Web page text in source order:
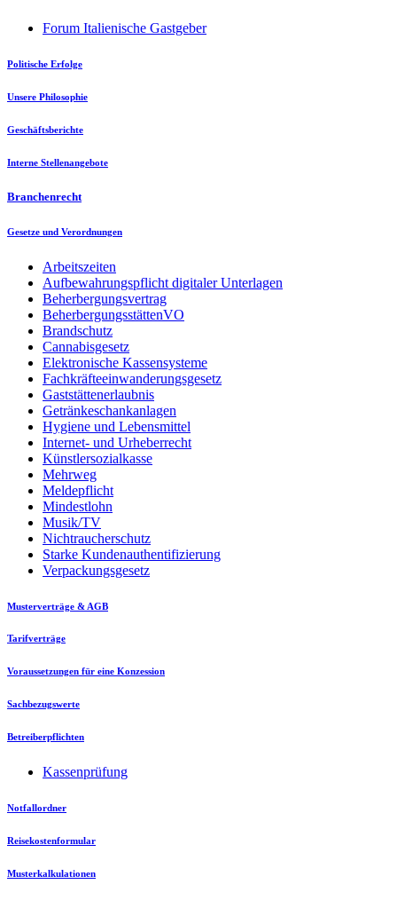
Forum Italienische Gastgeber
Politische Erfolge
Unsere Philosophie
Geschäftsberichte
Interne Stellenangebote
Branchenrecht
Gesetze und Verordnungen
Arbeitszeiten
Aufbewahrungspflicht digitaler Unterlagen
Beherbergungsvertrag
BeherbergungsstättenVO
Brandschutz
Cannabisgesetz
Elektronische Kassensysteme
Fachkräfteeinwanderungsgesetz
Gaststättenerlaubnis
Getränkeschankanlagen
Hygiene und Lebensmittel
Internet- und Urheberrecht
Künstlersozialkasse
Mehrweg
Meldepflicht
Mindestlohn
Musik/TV
Nichtraucherschutz
Starke Kundenauthentifizierung
Verpackungsgesetz
Musterverträge & AGB
Tarifverträge
Voraussetzungen für eine Konzession
Sachbezugswerte
Betreiberpflichten
Kassenprüfung
Notfallordner
Reisekostenformular
Musterkalkulationen